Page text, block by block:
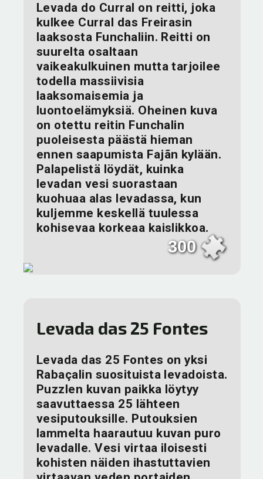
Levada do Curral on reitti, joka
kulkee Curral das Freirasin
laaksosta Funchaliin. Reitti on
suurelta osaltaan
vaikeakulkuinen mutta tarjoilee
todella massiivisia
laaksomaisemia ja
luontoelämyksiä. Oheinen kuva
on otettu reitin Funchalin
puoleisesta päästä hieman
ennen saapumista Fajãn kylään.
Palapelistä löydät, kuinka
levadan vesi suorastaan
kuohuaa alas levadassa, kun
kuljemme keskellä tuulessa
kohisevaa korkeaa kaislikkoa.
300
Levada das 25 Fontes
Levada das 25 Fontes on yksi
Rabaçalin suosituista levadoista.
Puzzlen kuvan paikka löytyy
saavuttaessa 25 lähteen
vesiputouksille. Putouksien
lammelta haarautuu kuvan puro
levadalle. Vesi virtaa iloisesti
kohisten näiden ihastuttavien